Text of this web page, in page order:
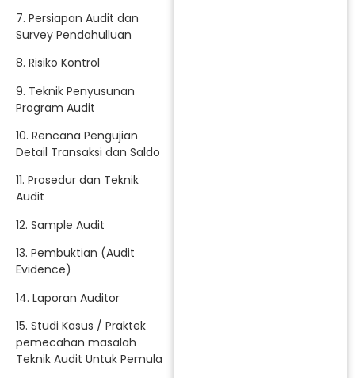
7. Persiapan Audit dan
Survey Pendahulluan
8. Risiko Kontrol
9. Teknik Penyusunan
Program Audit
10. Rencana Pengujian
Detail Transaksi dan Saldo
11. Prosedur dan Teknik
Audit
12. Sample Audit
13. Pembuktian (Audit
Evidence)
14. Laporan Auditor
15. Studi Kasus / Praktek
pemecahan masalah
Teknik Audit Untuk Pemula